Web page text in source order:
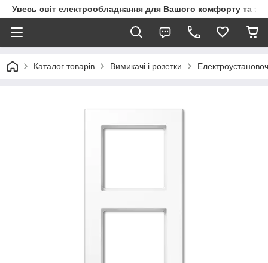
Увесь світ електрообладнання для Вашого комфорту та
Каталог товарів Вимикачі і розетки